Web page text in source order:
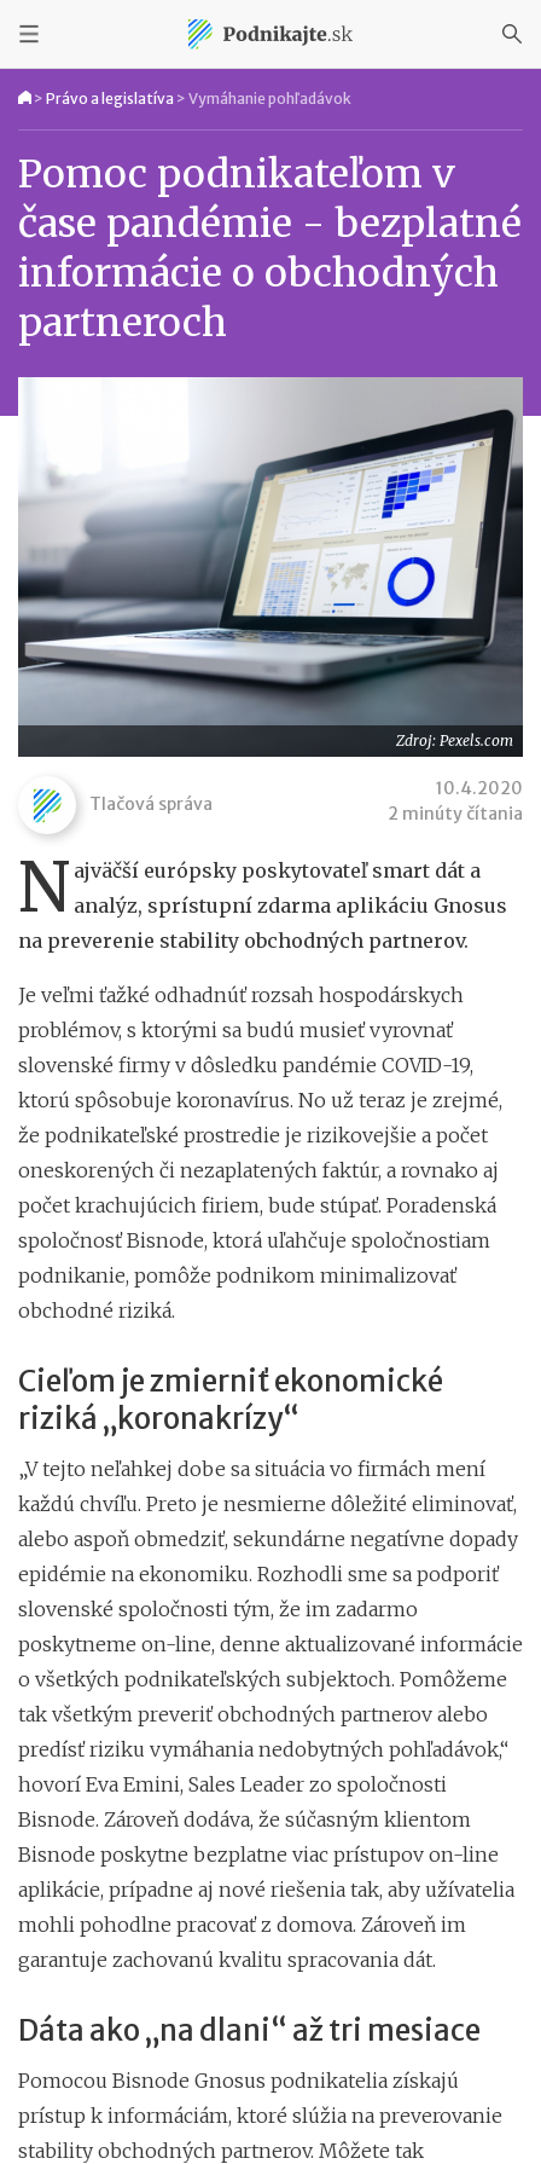
> Právo a legislatíva > Vymáhanie pohľadávok
Pomoc podnikateľom v
čase pandémie - bezplatné
informácie o obchodných
partneroch
Zdroj: Pexels.com
Tlačová správa
10.4.2020
2 minúty čítania
N ajväčší európsky poskytovateľ smart dát a
analýz, sprístupní zdarma aplikáciu Gnosus
na preverenie stability obchodných partnerov.
Je veľmi ťažké odhadnúť rozsah hospodárskych
problémov, s ktorými sa budú musieť vyrovnať
slovenské firmy v dôsledku pandémie COVID-19,
ktorú spôsobuje koronavírus. No už teraz je zrejmé,
že podnikateľské prostredie je rizikovejšie a počet
oneskorených či nezaplatených faktúr, a rovnako aj
počet krachujúcich firiem, bude stúpať. Poradenská
spoločnosť Bisnode, ktorá uľahčuje spoločnostiam
podnikanie, pomôže podnikom minimalizovať
obchodné riziká.
Cieľom je zmierniť ekonomické
riziká „koronakrízy“
„V tejto neľahkej dobe sa situácia vo firmách mení
každú chvíľu. Preto je nesmierne dôležité eliminovať,
alebo aspoň obmedziť, sekundárne negatívne dopady
epidémie na ekonomiku. Rozhodli sme sa podporiť
slovenské spoločnosti tým, že im zadarmo
poskytneme on-line, denne aktualizované informácie
o všetkých podnikateľských subjektoch. Pomôžeme
tak všetkým preveriť obchodných partnerov alebo
predísť riziku vymáhania nedobytných pohľadávok,“
hovorí Eva Emini, Sales Leader zo spoločnosti
Bisnode. Zároveň dodáva, že súčasným klientom
Bisnode poskytne bezplatne viac prístupov on-line
aplikácie, prípadne aj nové riešenia tak, aby užívatelia
mohli pohodlne pracovať z domova. Zároveň im
garantuje zachovanú kvalitu spracovania dát.
Dáta ako „na dlani“ až tri mesiace
Pomocou Bisnode Gnosus podnikatelia získajú
prístup k informáciám, ktoré slúžia na preverovanie
stability obchodných partnerov. Môžete tak